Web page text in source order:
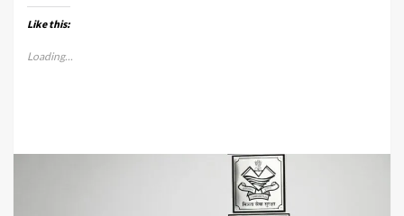
Like this:
Loading...